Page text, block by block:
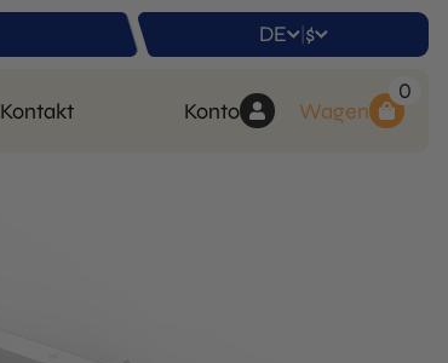
DE | $
Kontakt Konto
0
Wagen